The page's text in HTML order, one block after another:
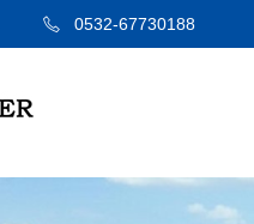
0532-67730188